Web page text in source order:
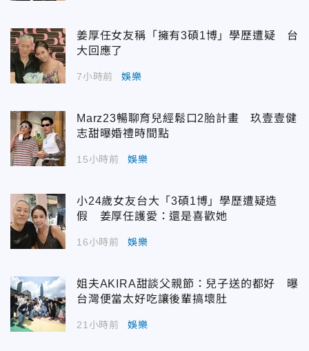
姜厚任女友稱「擁有3碩1博」學歷遭疑 台
大回應了
7小時前 娛樂
Marz23暢聊育兒經鬆口2胎計畫 玖壹壹健
志甜曝婚禮時間點
15小時前 娛樂
小24歲女友台大「3碩1博」學歷遭疑造
假 姜厚任護愛：還是喜歡她
16小時前 娛樂
姐夫AKIRA甜談父親節：兒子送的都好 曝
台灣便當太好吃讓後輩搞壞肚
21小時前 娛樂